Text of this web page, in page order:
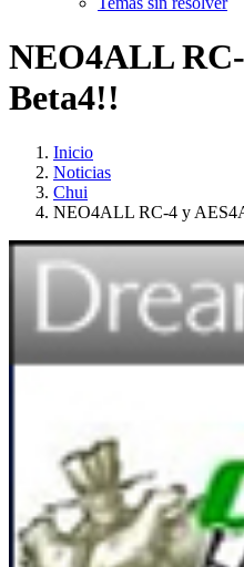
NEO4ALL
Beta4!!
Inicio
Noticias
Chui
NEO4ALL RC-4 y